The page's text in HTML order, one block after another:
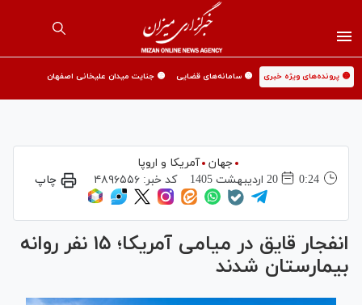
🟡 پرونده‌های ویژه خبری 🟡 سامانه‌های قضایی 🟡 جنایت میدان علیخانی اصفهان
جهان
آمریکا و اروپا
0:24
20 ارديبهشت 1405 کد خبر: ۴۸۹۶۵۵۶ چاپ
انفجار قایق در میامی آمریکا؛ ۱۵ نفر روانه
بیمارستان شدند